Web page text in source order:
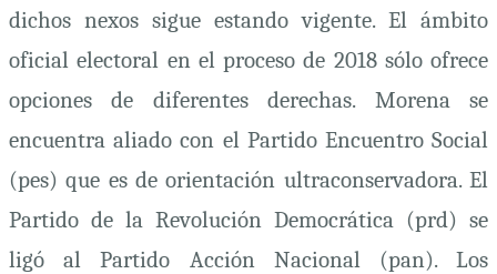
dichos nexos sigue estando vigente. El ámbito
oficial electoral en el proceso de 2018 sólo ofrece
opciones de diferentes derechas. Morena se
encuentra aliado con el Partido Encuentro Social
(pes) que es de orientación ultraconservadora. El
Partido de la Revolución Democrática (prd) se
ligó al Partido Acción Nacional (pan). Los